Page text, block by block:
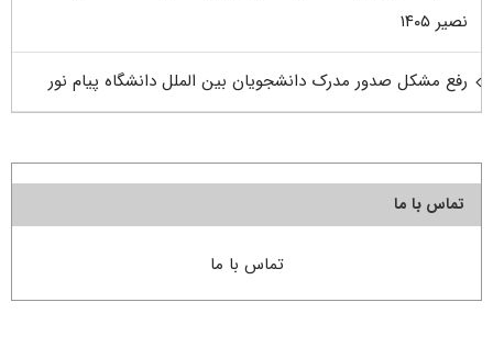
نصیر ۱۴۰۵
رفع مشکل صدور مدرک دانشجویان بین الملل دانشگاه پیام نور
تماس با ما
تماس با ما